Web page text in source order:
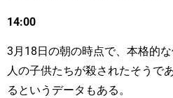
14:00
3月18日の朝の時点で、本格的
人の子供たちが殺されたそうで
るというデータもある。